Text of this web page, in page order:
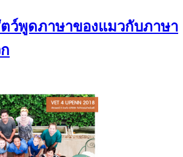
ตว์พูดภาษาของแมวกับภาษา